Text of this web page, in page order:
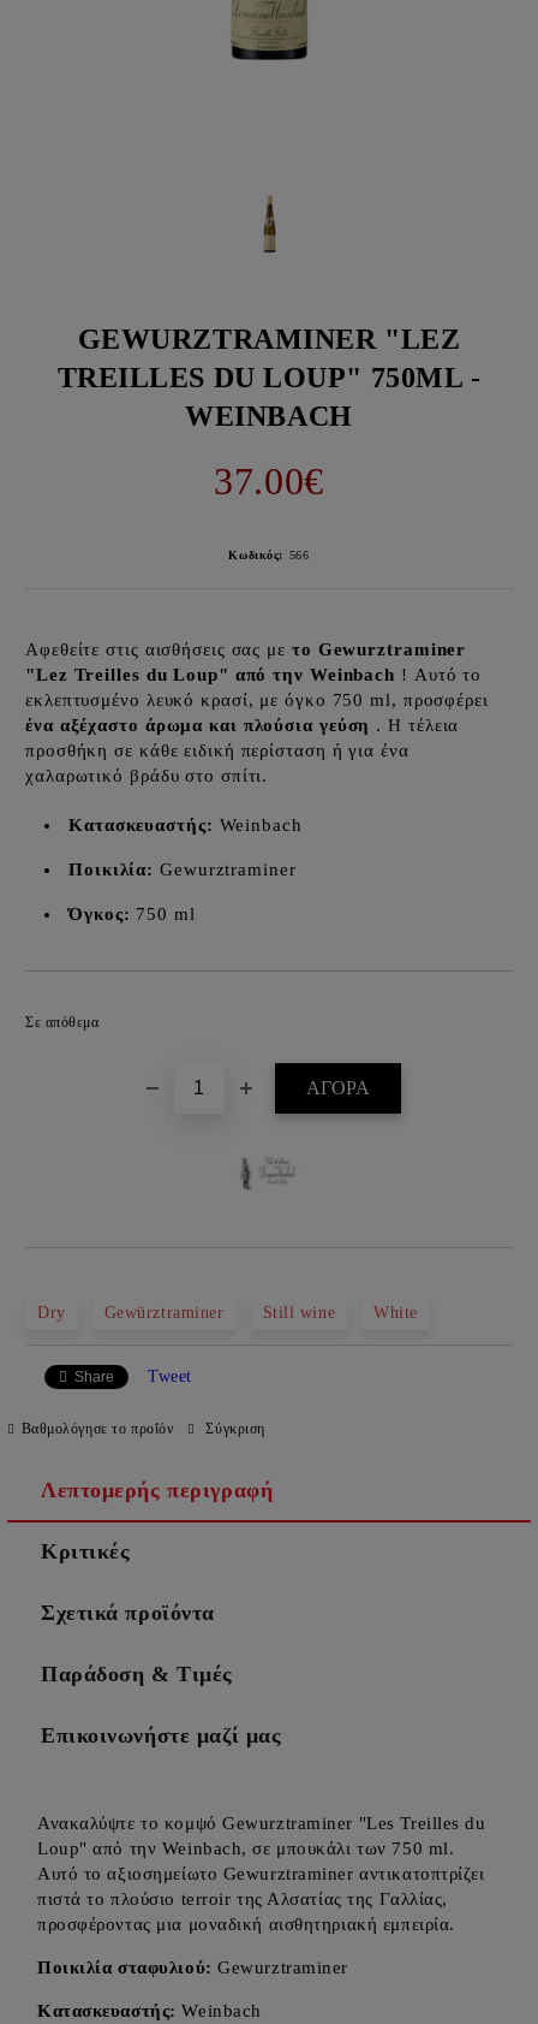
GEWURZTRAMINER "LEZ
TREILLES DU LOUP" 750ML -
WEINBACH
37.00€
Κωδικός: 566
Αφεθείτε στις αισθήσεις σας με το Gewurztraminer
"Lez Treilles du Loup" από την Weinbach ! Αυτό το
εκλεπτυσμένο λευκό κρασί, με όγκο 750 ml, προσφέρει
ένα αξέχαστο άρωμα και πλούσια γεύση . Η τέλεια
προσθήκη σε κάθε ειδική περίσταση ή για ένα
χαλαρωτικό βράδυ στο σπίτι.
Κατασκευαστής: Weinbach
Ποικιλία: Gewurztraminer
Όγκος: 750 ml
Σε απόθεμα
Dry Gewürztraminer Still wine White
Share Tweet
Βαθμολόγησε το προΐόν Σύγκριση
Λεπτομερής περιγραφή
Κριτικές
Σχετικά προϊόντα
Παράδοση & Τιμές
Επικοινωνήστε μαζί μας
Ανακαλύψτε το κομψό Gewurztraminer "Les Treilles du
Loup" από την Weinbach, σε μπουκάλι των 750 ml.
Αυτό το αξιοσημείωτο Gewurztraminer αντικατοπτρίζει
πιστά το πλούσιο terroir της Αλσατίας της Γαλλίας,
προσφέροντας μια μοναδική αισθητηριακή εμπειρία.
Ποικιλία σταφυλιού: Gewurztraminer
Κατασκευαστής: Weinbach